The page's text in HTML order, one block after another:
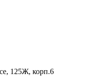
125Ж, корп.6